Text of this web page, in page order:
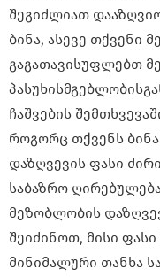
შეგიძლიათ
ბინა, ასევე თქვენი
გაგათავისუფლებთ
ჩაშვების
როგორც თქვენს
დაზღვევის ფასი
საბაზრო
მეზობლობის
შეიძინოთ, მისი
მინიმალური თანხა